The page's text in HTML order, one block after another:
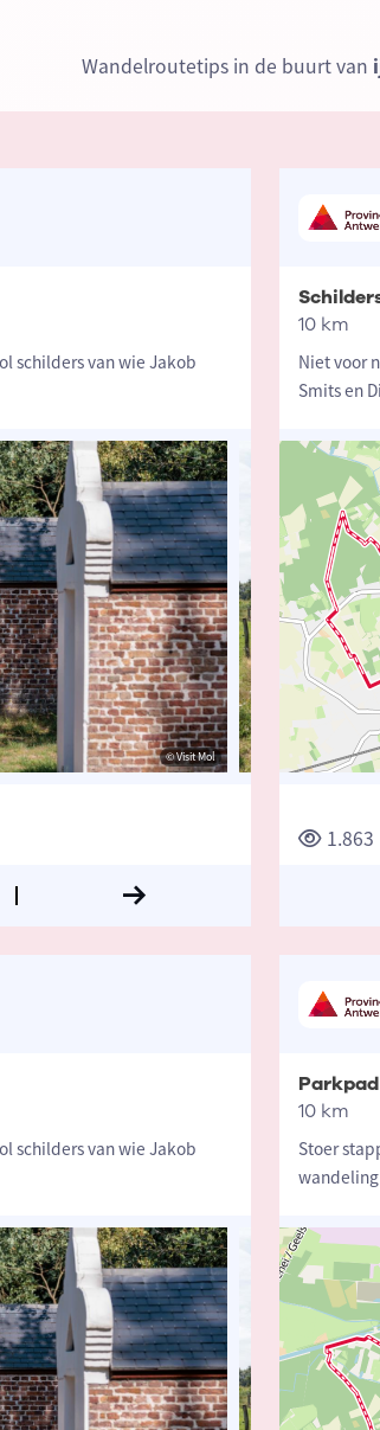
Wandelroutetips in de buurt van
schilders van wie Jakob
© Visit Mol
10 km
Niet voor
Smits en
© Visit Mol
1.863
schilders van wie Jakob
10 km
Stoer
wandeling